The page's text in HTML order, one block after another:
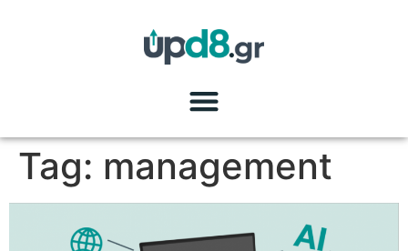
Tag: management